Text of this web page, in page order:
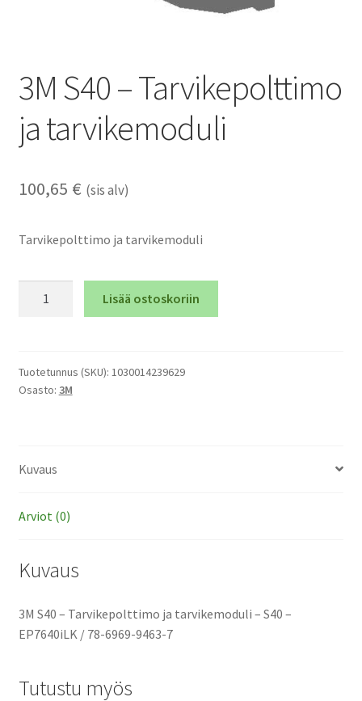
3M S40 – Tarvikepolttimo
ja tarvikemoduli
100,65 € (sis alv)
Tarvikepolttimo ja tarvikemoduli
ja
tarvikemoduli
Lisää ostoskoriin
Tuotetunnus (SKU): 1030014239629
Osasto: 3M
Kuvaus
Arviot (0)
Kuvaus
3M S40 – Tarvikepolttimo ja tarvikemoduli – S40 –
EP7640iLK / 78-6969-9463-7
Tutustu myös